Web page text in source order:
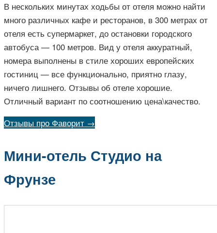
В нескольких минутах ходьбы от отеля можно найти
много различных кафе и ресторанов, в 300 метрах от
отеля есть супермаркет, до остановки городского
автобуса — 100 метров. Вид у отеля аккуратный,
номера выполнены в стиле хороших европейских
гостиниц — все функционально, приятно глазу,
ничего лишнего. Отзывы об отеле хорошие.
Отличный вариант по соотношению цена\качество.
Отзывы про Фаворит →
Мини-отель Студио на
Фрунзе